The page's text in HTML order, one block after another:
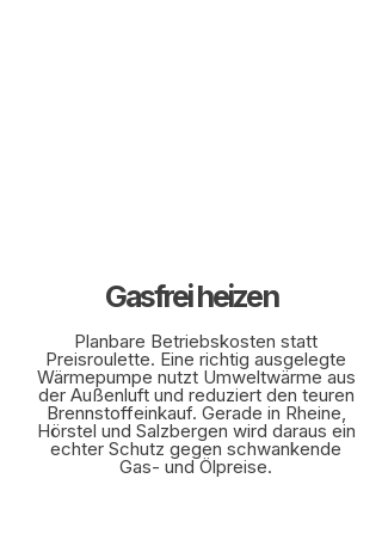
Gasfrei heizen
Planbare Betriebskosten statt
Preisroulette. Eine richtig ausgelegte
Wärmepumpe nutzt Umweltwärme aus
der Außenluft und reduziert den teuren
Brennstoffeinkauf. Gerade in Rheine,
Hörstel und Salzbergen wird daraus ein
echter Schutz gegen schwankende
Gas- und Ölpreise.